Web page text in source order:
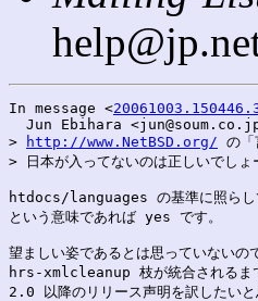
In message <
Jun Ebihara
>
http://www.NetBSD.org/ の「
> 日本が入ってないのは正しいでしょ
htdocs/languages の基準に照らし
という意味であれば yes です。
望ましい姿であるとは思っていないの
hrs-xmlcleanup 枝が統合されるま
2.0 以降のリリース声明を訳したいと